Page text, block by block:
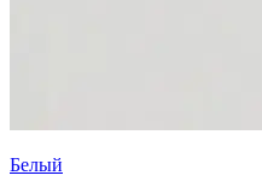
Белый